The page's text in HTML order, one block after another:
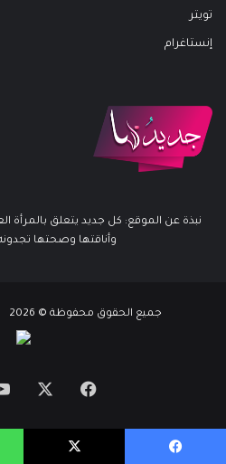
تويتر
إنستاغرام
نبذة عن الموقع: كل جديد يتعلق بالمرأة
وأناقتها وصحتها
جميع الحقوق محفوظة © 2026 تصميم وتطوير iworqs
فيسبوك